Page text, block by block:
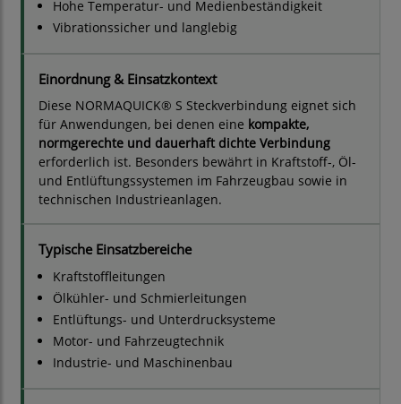
Hohe Temperatur- und Medienbeständigkeit
Vibrationssicher und langlebig
Einordnung & Einsatzkontext
Diese NORMAQUICK® S Steckverbindung eignet sich
für Anwendungen, bei denen eine kompakte,
normgerechte und dauerhaft dichte Verbindung
erforderlich ist. Besonders bewährt in Kraftstoff-, Öl-
und Entlüftungssystemen im Fahrzeugbau sowie in
technischen Industrieanlagen.
Typische Einsatzbereiche
Kraftstoffleitungen
Ölkühler- und Schmierleitungen
Entlüftungs- und Unterdrucksysteme
Motor- und Fahrzeugtechnik
Industrie- und Maschinenbau